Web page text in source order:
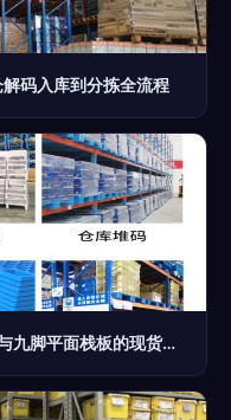
码入库到分拣全流程
工厂物流升级 加厚田字网格型卡板与九脚平面栈板的现货仓储解决方案